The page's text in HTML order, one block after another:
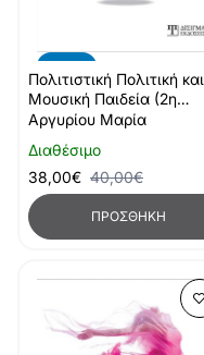
Διαθέσιμο
Πολιτιστική Πολιτική και
Μουσική Παιδεία (2η
έκδοση)
Αργυρίου Μαρία
38,00€ 40,00€
ΠΡΟΣΘΉΚΗ